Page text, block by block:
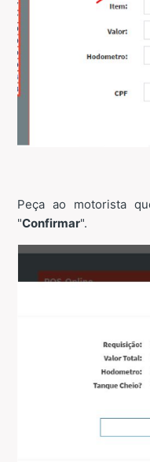
Peça ao motorista
"Confirmar".